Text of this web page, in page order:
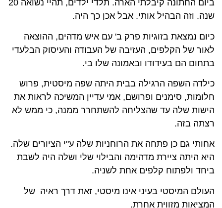
ביום החתונה קיבלתי הארה. תלדי ילדים, תהיי נשואה 20
שנה. וזה הבהיל אותי. אבל אכן כך היה.
כיום נמצאת בזוגיות פרק ב' עם איש מדהים, ההוצאה
לאור של הקלפים, העזיבה של העבודה והעיסוק הבלעדי
בתחום הם בעידודו ובאמונה שלו בי.
כילדה השפה הרגילה בבית היתה שפה מיסטית, פרוש
חלומות, סימנים ופרושם, אמי עדיין המשיכה לראות את
הישות שלה עד שהצליחה להשתחרר ממנה, כי ממש לא
רצתה בזה.
אחותי גם כן פתחה את הרוחניות שלה ע"י הציורים שלה.
היא היתה ציירת מדהימה והבילוי שלי ושלה היה לשבת
ביחד ולפתוח קלפים אחת לשניה.
העולם המיסטי בעיני אינו מיסטי, זאת דרך ראיה של
המציאות מזווית אחרת.